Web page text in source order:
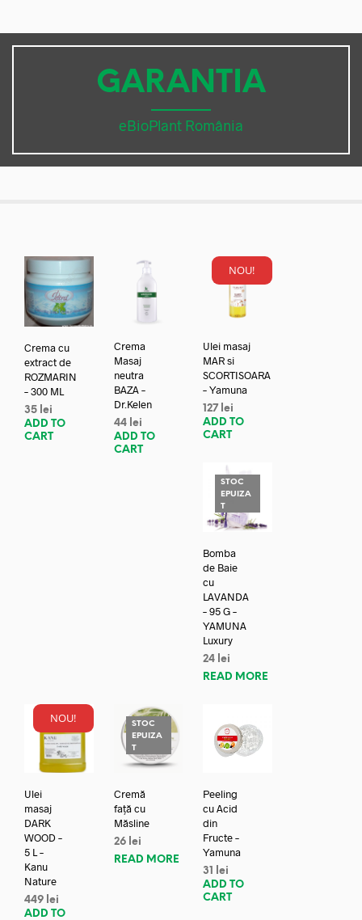
GARANTIA
eBioPlant România
Crema cu
extract de
ROZMARIN
– 300 ML
35 lei
ADD TO
CART
Crema
Masaj
neutra
BAZA –
Dr.Kelen
44 lei
ADD TO
CART
NOU!
Ulei masaj
MAR si
SCORTISOARA
– Yamuna
127 lei
ADD TO
CART
STOC
EPUIZA
T
Bomba
de Baie
cu
LAVANDA
– 95 G –
YAMUNA
Luxury
24 lei
READ MORE
NOU!
Ulei
masaj
DARK
WOOD –
5 L –
Kanu
Nature
449 lei
ADD TO
STOC
EPUIZA
T
Cremă
față cu
Măsline
26 lei
READ MORE
Peeling
cu Acid
din
Fructe –
Yamuna
31
lei
ADD TO
CART